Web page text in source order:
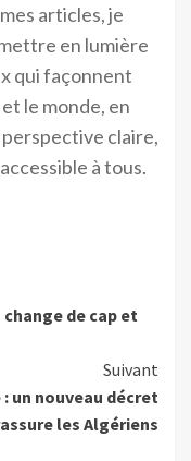
articles, je
en lumière
qui façonnent
le monde, en
claire,
à tous.
change de cap et
Suivant
un nouveau décret
les Algériens